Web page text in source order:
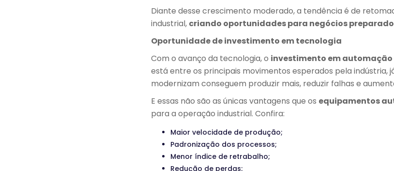
Diante desse crescimento moderado, a tendência é de
industrial, criando oportunidades para negócios
Oportunidade de investimento em tecnologia
Com o avanço da tecnologia, o investimento em automação
está entre os principais movimentos esperados pela indústria,
modernizam conseguem produzir mais, reduzir falhas e
E essas não são as únicas vantagens que os equipamentos
para a operação industrial. Confira:
Maior velocidade de produção;
Padronização dos processos;
Menor índice de retrabalho;
Redução de perdas;